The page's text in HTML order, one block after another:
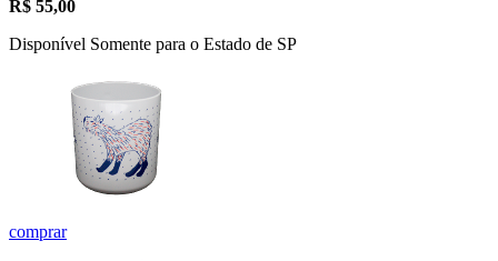
R$ 55,00
Disponível Somente para o Estado de SP
comprar